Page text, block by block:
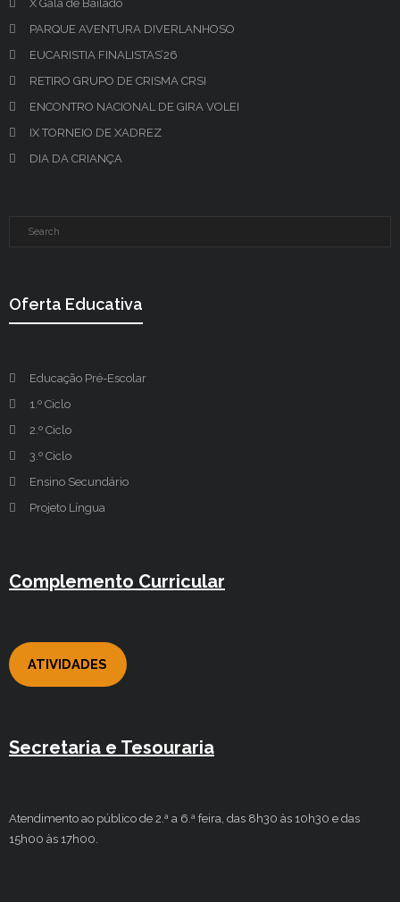
X Gala de Bailado
PARQUE AVENTURA DIVERLANHOSO
EUCARISTIA FINALISTAS’26
RETIRO GRUPO DE CRISMA CRSI
ENCONTRO NACIONAL DE GIRA VOLEI
IX TORNEIO DE XADREZ
DIA DA CRIANÇA
Oferta Educativa
Educação Pré-Escolar
1.º Ciclo
2.º Ciclo
3.º Ciclo
Ensino Secundário
Projeto Língua
Complemento Curricular
ATIVIDADES
Secretaria e Tesouraria
Atendimento ao público de 2.ª a 6.ª feira, das 8h30 às 10h30 e das
15h00 às 17h00.